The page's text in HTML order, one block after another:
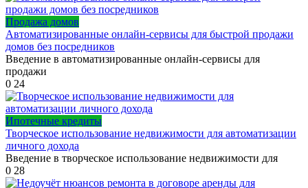
Продажа домов
Автоматизированные онлайн-сервисы для быстрой продажи
домов без посредников
Введение в автоматизированные онлайн-сервисы для
продажи
0 24
Ипотечные кредиты
Творческое использование недвижимости для автоматизации
личного дохода
Введение в творческое использование недвижимости для
0 28